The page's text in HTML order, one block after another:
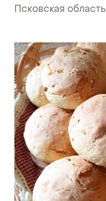
Псковская область